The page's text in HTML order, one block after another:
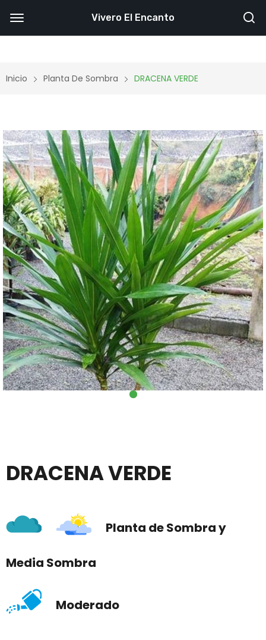
Inicio Planta De Sombra DRACENA VERDE
DRACENA VERDE
Planta de Sombra y
Media Sombra
Moderado
Vivero El Encanto